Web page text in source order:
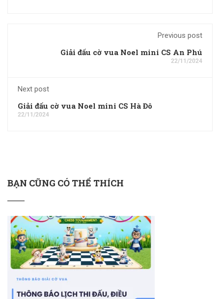
Previous post
Giải đấu cờ vua Noel mini CS An Phú
22/11/2024
Next post
Giải đấu cờ vua Noel mini CS Hà Đô
22/11/2024
BẠN CŨNG CÓ THỂ THÍCH